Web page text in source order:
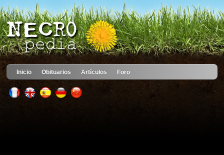
Inicio Obituarios Artículos Foro